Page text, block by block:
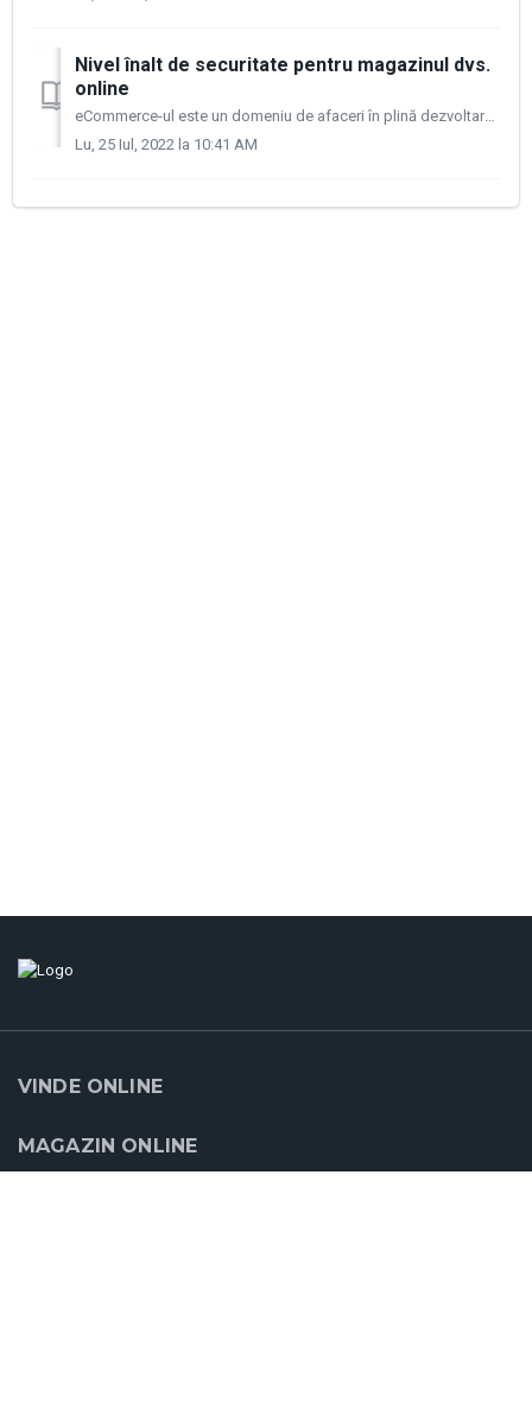
Nivel înalt de securitate pentru magazinul dvs.
online
eCommerce-ul este un domeniu de afaceri în plină dezvoltare, pe scară globală, care atrage tot mai mulţi jucători pe piaţă, dar totodată cresc şi atacurile ...
Lu, 25 Iul, 2022 la 10:41 AM
VINDE ONLINE
MAGAZIN ONLINE